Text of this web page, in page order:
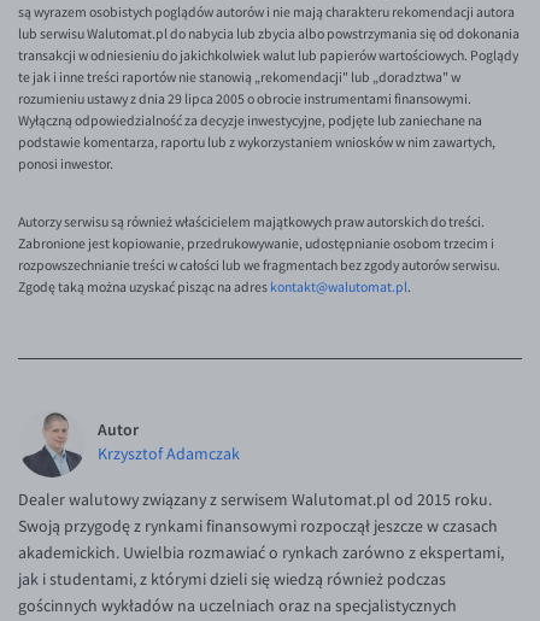
EUR/ILS
EUR/JPY
EUR/NZD
EUR/RON
EUR/SGD
EUR/ZAR
GBP/USD
są wyrazem osobistych poglądów autorów i nie mają charakteru rekomendacji autora
lub serwisu Walutomat.pl do nabycia lub zbycia albo powstrzymania się od dokonania
transakcji w odniesieniu do jakichkolwiek walut lub papierów wartościowych. Poglądy
te jak i inne treści raportów nie stanowią „rekomendacji" lub „doradztwa" w
rozumieniu ustawy z dnia 29 lipca 2005 o obrocie instrumentami finansowymi.
Wyłączną odpowiedzialność za decyzje inwestycyjne, podjęte lub zaniechane na
podstawie komentarza, raportu lub z wykorzystaniem wniosków w nim zawartych,
ponosi inwestor.
Autorzy serwisu są również właścicielem majątkowych praw autorskich do treści.
Zabronione jest kopiowanie, przedrukowywanie, udostępnianie osobom trzecim i
rozpowszechnianie treści w całości lub we fragmentach bez zgody autorów serwisu.
Zgodę taką można uzyskać pisząc na adres kontakt@walutomat.pl.
Autor
Krzysztof Adamczak
Dealer walutowy związany z serwisem Walutomat.pl od 2015 roku.
Swoją przygodę z rynkami finansowymi rozpoczął jeszcze w czasach
akademickich. Uwielbia rozmawiać o rynkach zarówno z ekspertami,
jak i studentami, z którymi dzieli się wiedzą również podczas
gościnnych wykładów na uczelniach oraz na specjalistycznych